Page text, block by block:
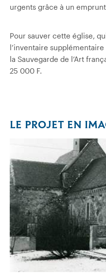
urgents grâce à un emprunt.
Pour sauver cette église,
l’inventaire
la Sauvegarde de l’Art
25 000 F.
LE PROJET EN